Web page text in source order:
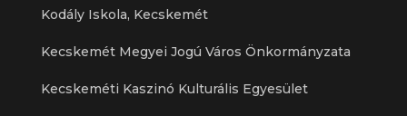
Kodály Iskola, Kecskemét
Kecskemét Megyei Jogú Város Önkormányzata
Kecskeméti Kaszinó Kulturális Egyesület